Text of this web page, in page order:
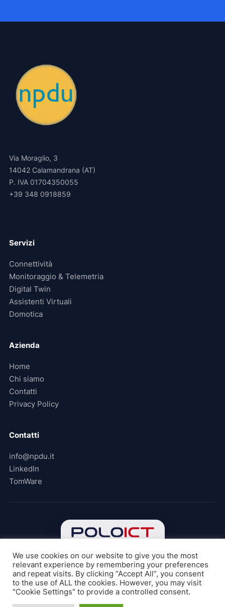
Via Moraglio, 3
14042 Calamandrana (AT)
P. IVA 01704350055
+39 348 0918859
Servizi
Connettività
Monitoraggio & Telemetria
Digital Twin
Assistenti Virtuali
Domotica
Azienda
Home
Chi siamo
Contatti
Privacy Policy
Contatti
info@npdu.it
LinkedIn
TomWare
NPDU è parte delPolo di Innovazione ICT Piemonte
network dedicato allo sviluppo di progetti innovativi nel settore
ICT e digitale.
© 2026 NPDU s.r.l. — Tutti i diritti riservati.
We use cookies on our website to give you the most
relevant experience by remembering your preferences
and repeat visits. By clicking “Accept All”, you consent
to the use of ALL the cookies. However, you may visit
"Cookie Settings" to provide a controlled consent.